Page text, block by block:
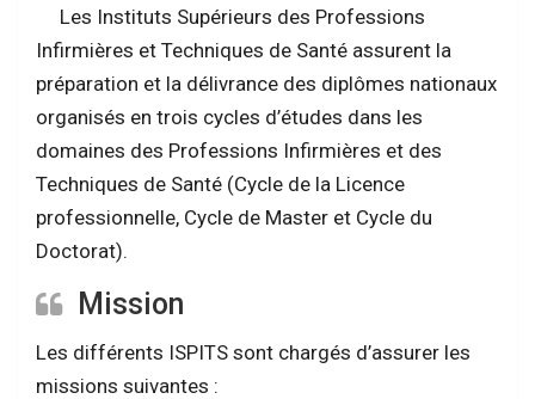
Les Instituts Supérieurs des Professions
Infirmières et Techniques de Santé assurent la
préparation et la délivrance des diplômes nationaux
organisés en trois cycles d’études dans les
domaines des Professions Infirmières et des
Techniques de Santé (Cycle de la Licence
professionnelle, Cycle de Master et Cycle du
Doctorat).
Mission
Les différents ISPITS sont chargés d’assurer les
missions suivantes :